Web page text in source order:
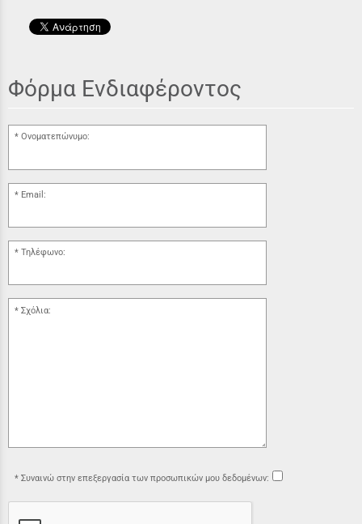
Φόρμα Ενδιαφέροντος
Ονοματεπώνυμο:
Email:
Τηλέφωνο:
Σχόλια:
Συναινώ στην επεξεργασία των προσωπικών μου δεδομένων: